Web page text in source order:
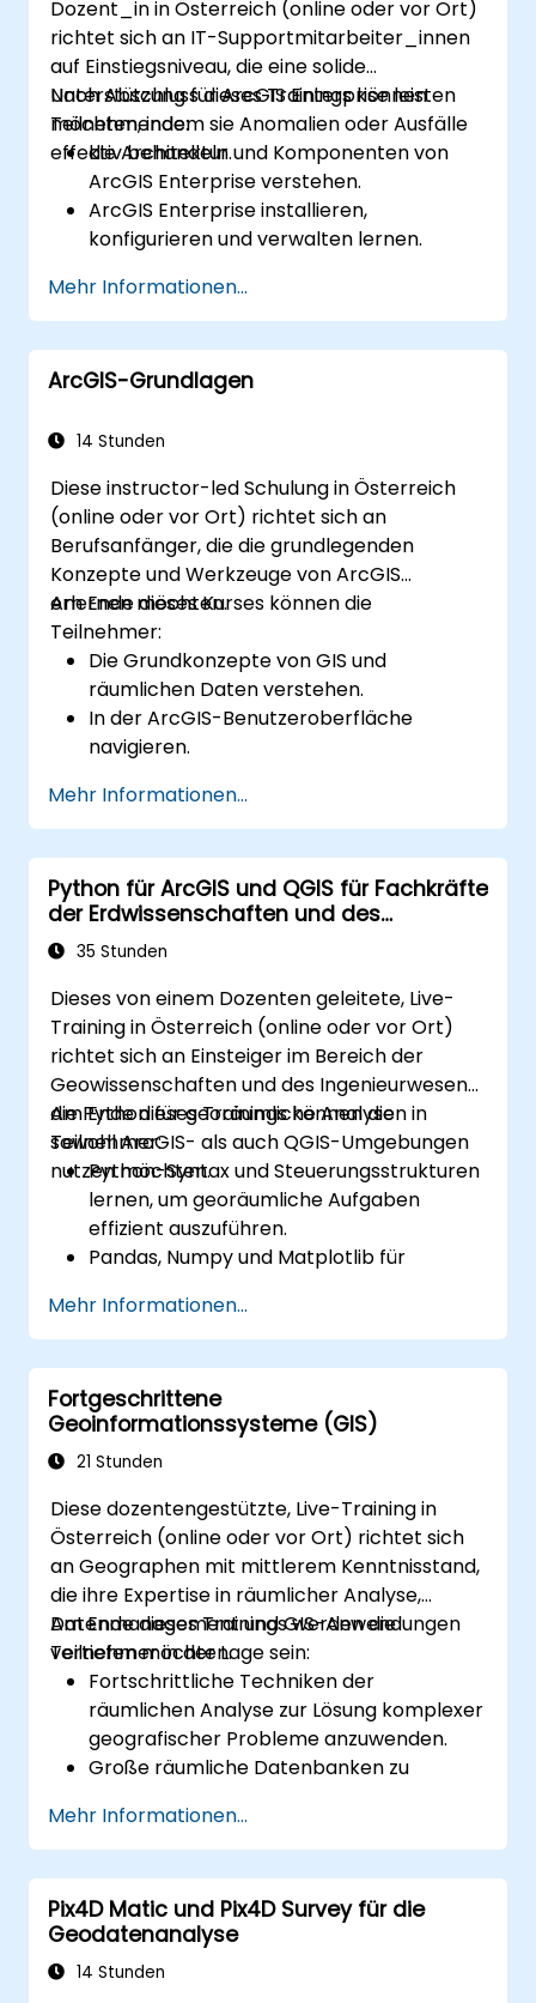
Dozent_in in Österreich (online oder vor Ort)
richtet sich an IT-Supportmitarbeiter_innen
auf Einstiegsniveau, die eine solide
Unterstützung für ArcGIS Enterprise leisten
möchten, indem sie Anomalien oder Ausfälle
effektiv behandeln.
Nach Abschluss dieses Trainings können
Teilnehmende:
die Architektur und Komponenten von
ArcGIS Enterprise verstehen.
ArcGIS Enterprise installieren,
konfigurieren und verwalten lernen.
Behebung häufiger Probleme gewinnen.
Kenntnisse im Überwachen und Pflegen
von ArcGIS Enterprise-Umgebungen
aufbauen.
und Leistungsoptimierung beherrschen.
Mehr Informationen...
ArcGIS-Grundlagen
14 Stunden
Diese instructor-led Schulung in Österreich
(online oder vor Ort) richtet sich an
Berufsanfänger, die die grundlegenden
Konzepte und Werkzeuge von ArcGIS
erlernen möchten.
Am Ende dieses Kurses können die
Teilnehmer:
Die Grundkonzepte von GIS und
räumlichen Daten verstehen.
In der ArcGIS-Benutzeroberfläche
navigieren.
Einfache räumliche Analysen
durchführen.
Karten und Visualisierungen erstellen.
Mehr Informationen...
Python für ArcGIS und QGIS für Fachkräfte
der Erdwissenschaften und des
Ingenieurwesens
35 Stunden
Dieses von einem Dozenten geleitete, Live-
Training in Österreich (online oder vor Ort)
richtet sich an Einsteiger im Bereich der
Geowissenschaften und des Ingenieurwesens,
die Python für georäumliche Analysen in
sowohl ArcGIS- als auch QGIS-Umgebungen
nutzen möchten.
Am Ende dieses Trainings können die
Teilnehmer:
Python-Syntax und Steuerungsstrukturen
lernen, um georäumliche Aufgaben
effizient auszuführen.
Pandas, Numpy und Matplotlib für
nutzen.
Vektordaten mit den Bibliotheken
Geopandas, Arcpy und PyQGIS
bearbeiten und analysieren.
Georäumliche Prozesse und
Arbeitsabläufe durch Python-Skripte in
Benutzerdefinierte, auf Python
basierende Geoverarbeitungswerkzeuge
für ArcGIS und QGIS entwickeln, um
Aufgaben zu optimieren.
Mehr Informationen...
Fortgeschrittene
Geoinformationssysteme (GIS)
21 Stunden
Diese dozentengestützte, Live-Training in
Österreich (online oder vor Ort) richtet sich
an Geographen mit mittlerem Kenntnisstand,
die ihre Expertise in räumlicher Analyse,
Datenmanagement und GIS-Anwendungen
vertiefen möchten.
Am Ende dieses Trainings werden die
Teilnehmer in der Lage sein:
Fortschrittliche Techniken der
räumlichen Analyse zur Lösung komplexer
geografischer Probleme anzuwenden.
Große räumliche Datenbanken zu
Daten durchzuführen.
Dynamische und interaktive Karten sowie
Visualisierungen für verschiedene
Anwendungen zu erstellen.
Programmierung und Automatisierung
einzusetzen, um GIS-Arbeitsabläufe zu
Mehr Informationen...
Pix4D Matic und Pix4D Survey für die
Geodatenanalyse
14 Stunden